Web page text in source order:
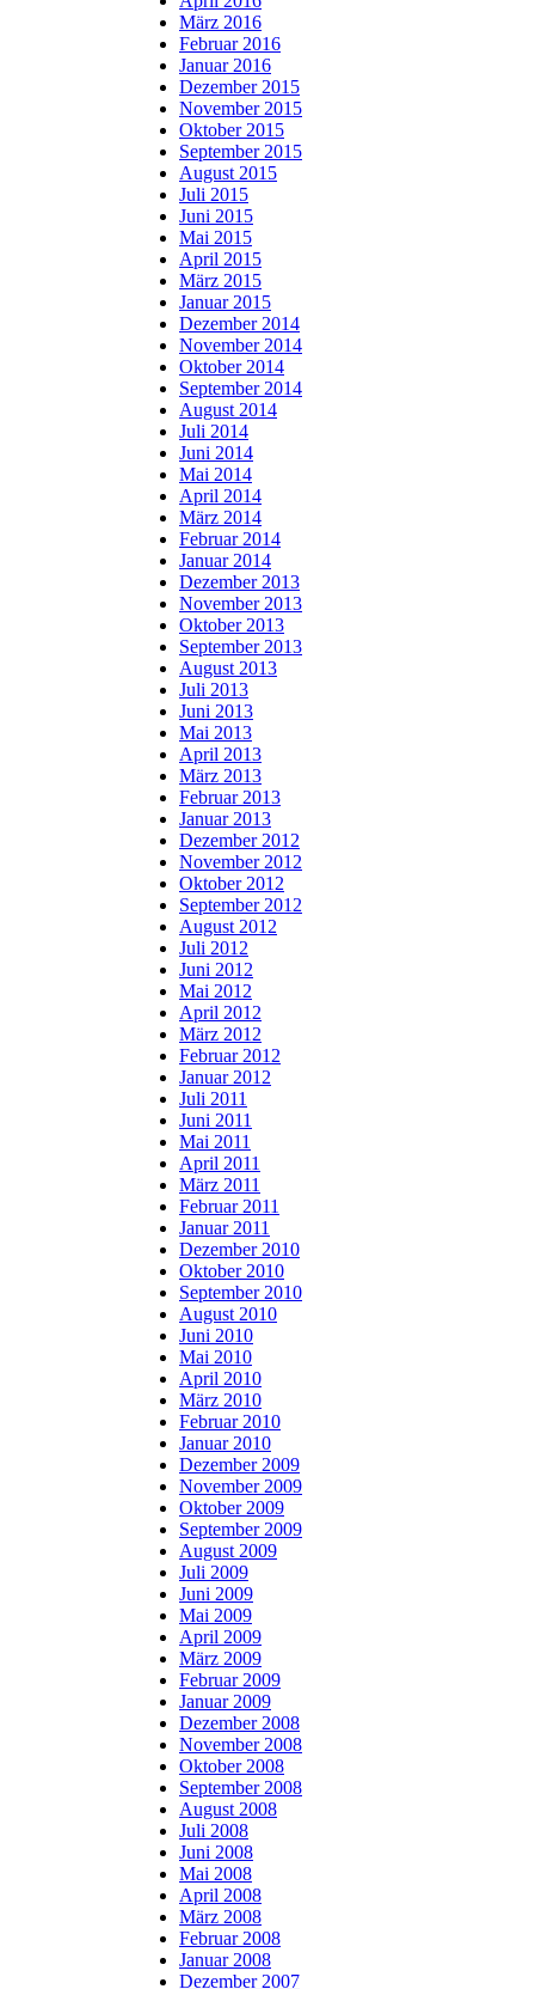
März 2016
Februar 2016
Januar 2016
Dezember 2015
November 2015
Oktober 2015
September 2015
August 2015
Juli 2015
Juni 2015
Mai 2015
April 2015
März 2015
Januar 2015
Dezember 2014
November 2014
Oktober 2014
September 2014
August 2014
Juli 2014
Juni 2014
Mai 2014
April 2014
März 2014
Februar 2014
Januar 2014
Dezember 2013
November 2013
Oktober 2013
September 2013
August 2013
Juli 2013
Juni 2013
Mai 2013
April 2013
März 2013
Februar 2013
Januar 2013
Dezember 2012
November 2012
Oktober 2012
September 2012
August 2012
Juli 2012
Juni 2012
Mai 2012
April 2012
März 2012
Februar 2012
Januar 2012
Juli 2011
Juni 2011
Mai 2011
April 2011
März 2011
Februar 2011
Januar 2011
Dezember 2010
Oktober 2010
September 2010
August 2010
Juni 2010
Mai 2010
April 2010
März 2010
Februar 2010
Januar 2010
Dezember 2009
November 2009
Oktober 2009
September 2009
August 2009
Juli 2009
Juni 2009
Mai 2009
April 2009
März 2009
Februar 2009
Januar 2009
Dezember 2008
November 2008
Oktober 2008
September 2008
August 2008
Juli 2008
Juni 2008
Mai 2008
April 2008
März 2008
Februar 2008
Januar 2008
Dezember 2007